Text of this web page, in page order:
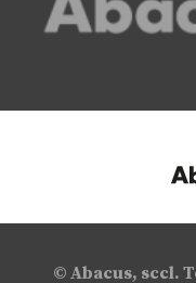
© Abacus, sccl.